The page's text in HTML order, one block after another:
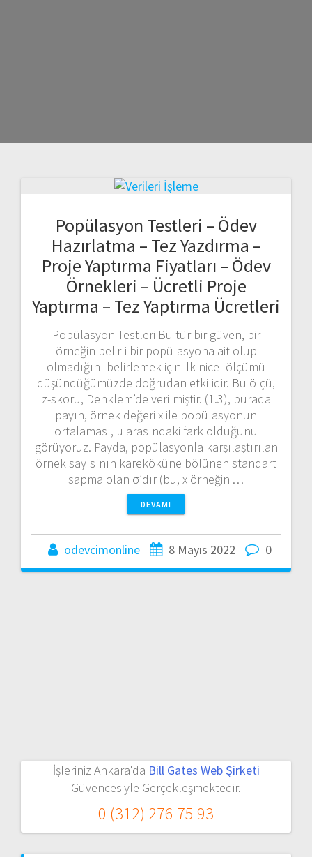
Popülasyon Testleri – Ödev
Hazırlatma – Tez Yazdırma –
Proje Yaptırma Fiyatları – Ödev
Örnekleri – Ücretli Proje
Yaptırma – Tez Yaptırma Ücretleri
Popülasyon Testleri Bu tür bir güven, bir
örneğin belirli bir popülasyona ait olup
olmadığını belirlemek için ilk nicel ölçümü
düşündüğümüzde doğrudan etkilidir. Bu ölçü,
z-skoru, Denklem’de verilmiştir. (1.3), burada
payın, örnek değeri x ile popülasyonun
ortalaması, μ arasındaki fark olduğunu
görüyoruz. Payda, popülasyonla karşılaştırılan
örnek sayısının kareköküne bölünen standart
sapma olan σ’dır (bu, x örneğini…
DEVAMI
odevcimonline 8 Mayıs 2022 0
İşleriniz Ankara'da Bill Gates Web Şirketi
Güvencesiyle Gerçekleşmektedir.
0 (312) 276 75 93